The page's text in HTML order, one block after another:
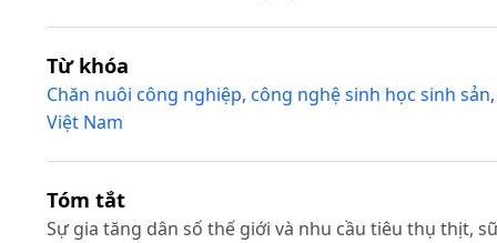
Từ khóa
Chăn nuôi công nghiệp, công nghệ sinh học sinh sản,
Việt Nam
Tóm tắt
Sự gia tăng dân số thế giới và nhu cầu tiêu thụ thịt,